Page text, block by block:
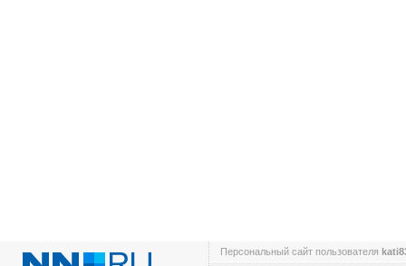
Персональный сайт пользователя